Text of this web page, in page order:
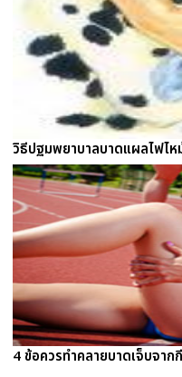
วิธีปฐมพยาบาลบาดแผลไฟไห
4 ข้อควรทำคลายบาดเจ็บจาก